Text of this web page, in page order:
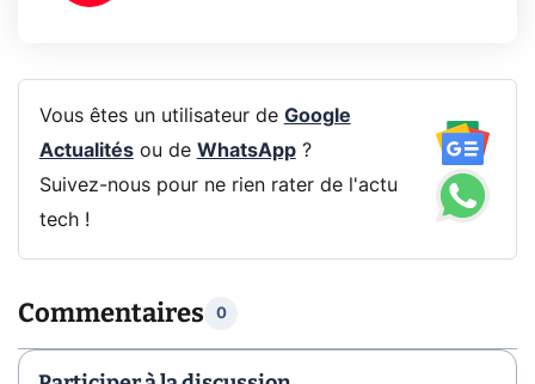
Vous êtes un utilisateur de Google
Actualitésou de WhatsApp?
Suivez-nous pour ne rien rater de l'actu
tech !
Commentaires 0